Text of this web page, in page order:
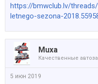
https://bmwclub.lv/
letnego-sezona-
Muxa
Качественные
5 июн 2019